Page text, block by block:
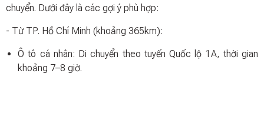
chuyển. Dưới đây là các gợi ý phù hợp:
- Từ TP. Hồ Chí Minh (khoảng 365km):
Ô tô cá nhân: Di chuyển theo tuyến Quốc lộ 1A, thời gian
khoảng 7–8 giờ.